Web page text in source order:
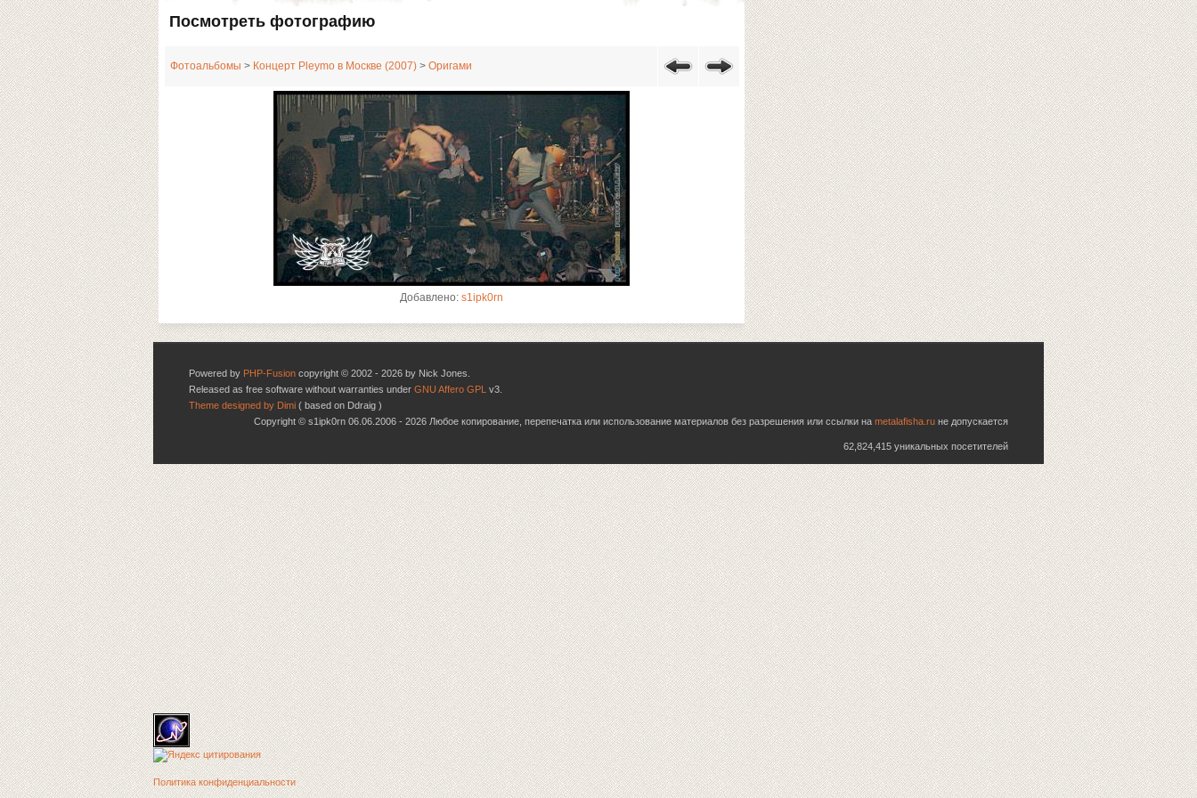
Посмотреть фотографию
Фотоальбомы > Концерт Pleymo в Москве (2007) > Оригами
Добавлено: s1ipk0rn
Powered by PHP-Fusion copyright © 2002 - 2026 by Nick Jones.
Released as free software without warranties under GNU Affero GPL v3.
Theme designed by Dimi ( based on Ddraig )
Copyright © s1ipk0rn 06.06.2006 - 2026 Любое копирование, перепечатка или использование материалов без разрешения или ссылки на metalafisha.ru не допускается
62,824,415 уникальных посетителей
Политика конфиденциальности